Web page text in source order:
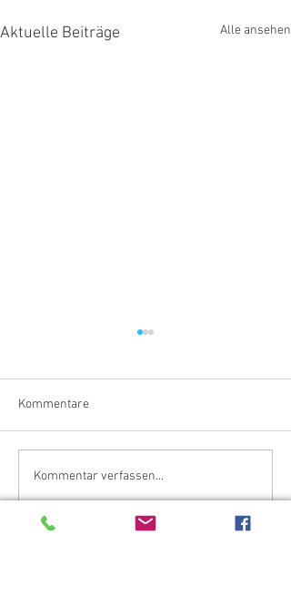
Aktuelle Beiträge Alle ansehen
Kommentare
Kommentar verfassen...